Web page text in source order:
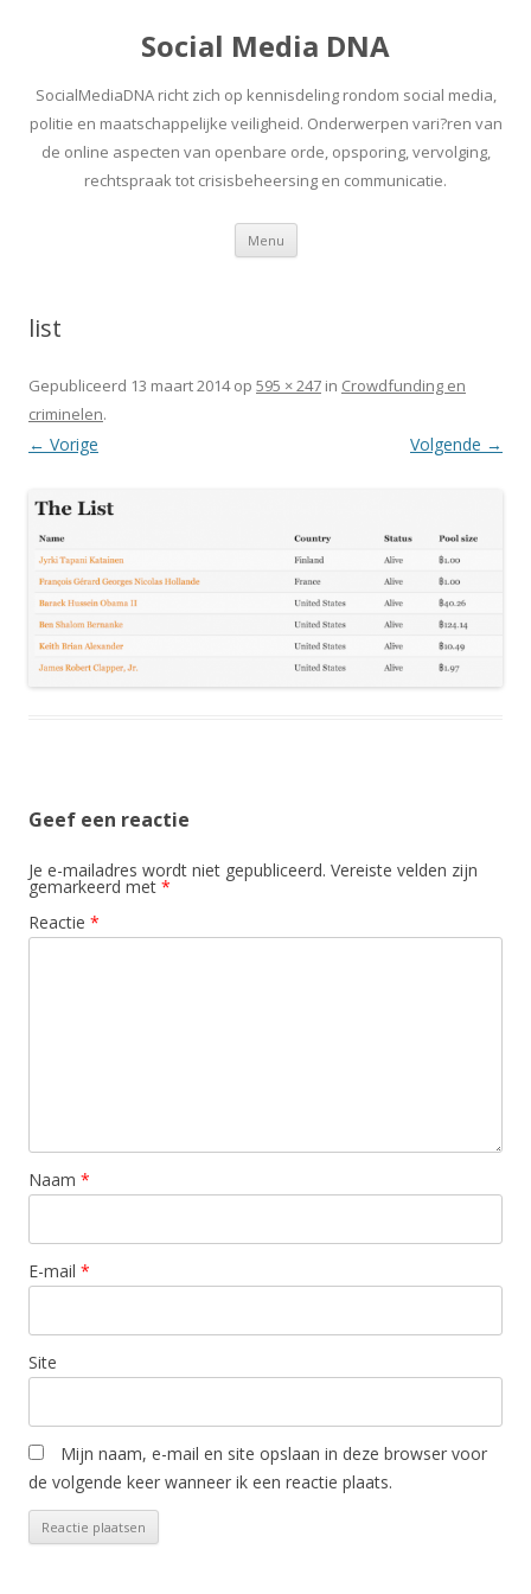
Social Media DNA
SocialMediaDNA richt zich op kennisdeling rondom social media,
politie en maatschappelijke veiligheid. Onderwerpen vari?ren van
de online aspecten van openbare orde, opsporing, vervolging,
rechtspraak tot crisisbeheersing en communicatie.
Menu Spring
inhoud
list
Gepubliceerd 13 maart 2014op 595 × 247 in Crowdfunding en
criminelen.
← Vorige Volgende →
Geef een reactie
Je e-mailadres wordt niet gepubliceerd. Vereiste velden zijn
gemarkeerd met *
Reactie *
Naam *
E-mail *
Site
Mijn naam, e-mail en site opslaan in deze browser voor
de volgende keer wanneer ik een reactie plaats.